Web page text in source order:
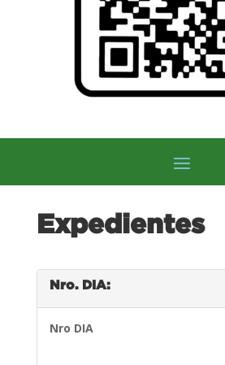
Expedientes
Nro. DIA:
Nro DIA